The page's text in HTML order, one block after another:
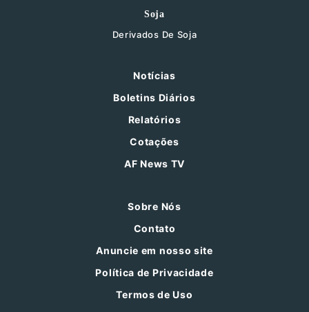
Soja
Derivados De Soja
Notícias
Boletins Diários
Relatórios
Cotações
AF News TV
Sobre Nós
Contato
Anuncie em nosso site
Política de Privacidade
Termos de Uso